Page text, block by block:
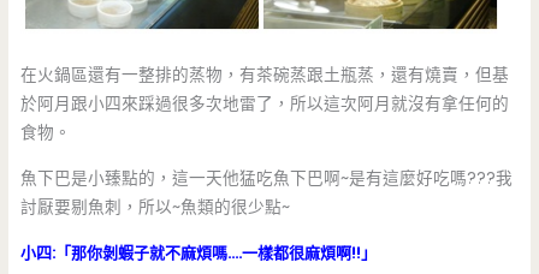
在火鍋區還有一整排的蒸物，有茶碗蒸跟土瓶蒸，還有燒賣，但基
於阿月跟小四來踩過很多次地雷了，所以這次阿月就沒有拿任何的
食物。
魚下巴是小臻點的，這一天他猛吃魚下巴啊~是有這麼好吃嗎???我
討厭要剔魚刺，所以~魚類的很少點~
小四:「那你剝蝦子就不麻煩嗎….一樣都很麻煩啊!!」